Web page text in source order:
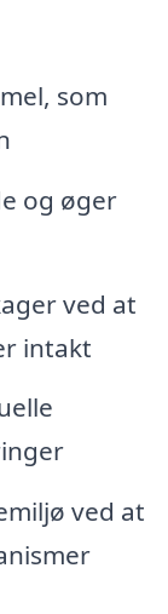
som
og øger
ved at
intakt
ved at